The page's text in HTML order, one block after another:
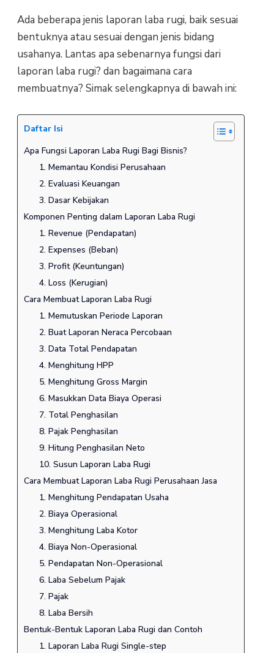
Ada beberapa jenis laporan laba rugi, baik sesuai
bentuknya atau sesuai dengan jenis bidang
usahanya. Lantas apa sebenarnya fungsi dari
laporan laba rugi? dan bagaimana cara
membuatnya? Simak selengkapnya di bawah ini:
Daftar Isi
Apa Fungsi Laporan Laba Rugi Bagi Bisnis?
1. Memantau Kondisi Perusahaan
2. Evaluasi Keuangan
3. Dasar Kebijakan
Komponen Penting dalam Laporan Laba Rugi
1. Revenue (Pendapatan)
2. Expenses (Beban)
3. Profit (Keuntungan)
4. Loss (Kerugian)
Cara Membuat Laporan Laba Rugi
1. Memutuskan Periode Laporan
2. Buat Laporan Neraca Percobaan
3. Data Total Pendapatan
4. Menghitung HPP
5. Menghitung Gross Margin
6. Masukkan Data Biaya Operasi
7. Total Penghasilan
8. Pajak Penghasilan
9. Hitung Penghasilan Neto
10. Susun Laporan Laba Rugi
Cara Membuat Laporan Laba Rugi Perusahaan Jasa
1. Menghitung Pendapatan Usaha
2. Biaya Operasional
3. Menghitung Laba Kotor
4. Biaya Non-Operasional
5. Pendapatan Non-Operasional
6. Laba Sebelum Pajak
7. Pajak
8. Laba Bersih
Bentuk-Bentuk Laporan Laba Rugi dan Contoh
1. Laporan Laba Rugi Single-step